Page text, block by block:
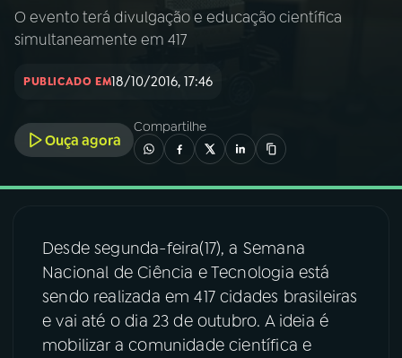
AO VIVO
INÍCIO
A RÁDIO
03PROGRAMAÇÃO
04PROGRAMAS
PODCASTS
O evento terá divulgação e educação científica
simultaneamente em 417
PUBLICADO EM18/10/2016, 17:46
Ouça agora
Compartilhe
Desde segunda-feira(17), a Semana
Nacional de Ciência e Tecnologia está
sendo realizada em 417 cidades brasileiras
e vai até o dia 23 de outubro. A ideia é
mobilizar a comunidade científica e